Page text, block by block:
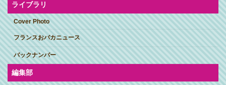
ライブラリ
Cover Photo
フランスおバカニュース
バックナンバー
編集部